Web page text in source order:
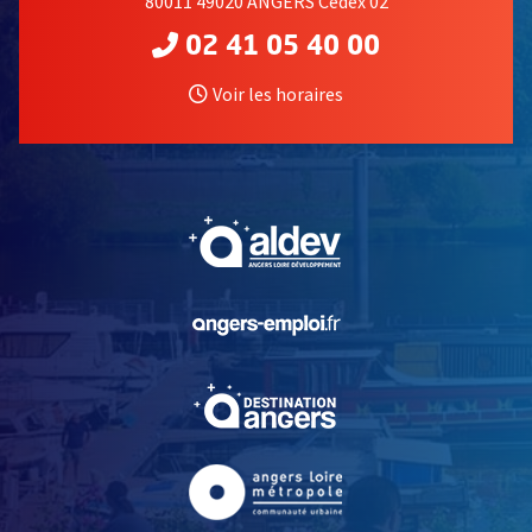
02 41 05 40 00
Voir les horaires
, Ouvre une nouvelle
, Ouvre une nouvelle